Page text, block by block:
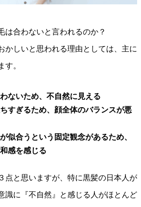
は合わないと言われるのか？
かしいと思われる理由としては、主に
す。
ないため、不自然に見える
すぎるため、顔全体のバランスが悪
似合うという固定観念があるため、
感を感じる
点と思いますが、特に黒髪の日本人が
識に『不自然』と感じる人がほとんど